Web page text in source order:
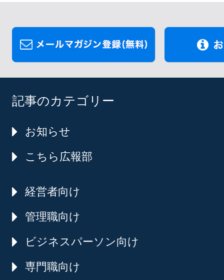
記事のカテゴリー
お知らせ
こちら広報部
経営者向け
管理職向け
ビジネスパーソン向け
専門職向け